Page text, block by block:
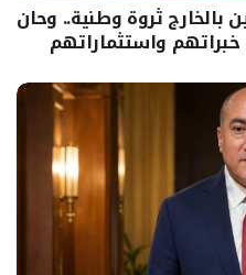
بالخارج ثروة وطنية.. وحان
واستثماراتهم